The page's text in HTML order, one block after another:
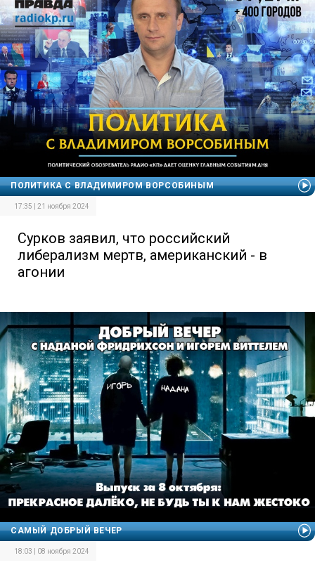
ПОЛИТИКА С ВЛАДИМИРОМ ВОРСОБИНЫМ
17:35 | 21 ноября 2024
Сурков заявил, что российский
либерализм мертв, американский - в
агонии
САМЫЙ ДОБРЫЙ ВЕЧЕР
18:03 | 08 ноября 2024